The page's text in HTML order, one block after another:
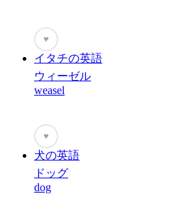
♥
イタチの英語
ウィーゼル
weasel
♥
犬の英語
ドッグ
dog